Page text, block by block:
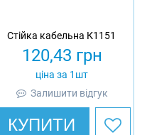
Стійка кабельна К1151
120,43 грн
ціна за 1шт
Залишити відгук
КУПИТИ